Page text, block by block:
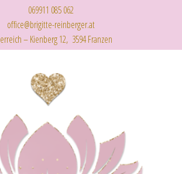
069911 085 062
office@brigitte-reinberger.at
– Kienberg 12, 3594 Franzen